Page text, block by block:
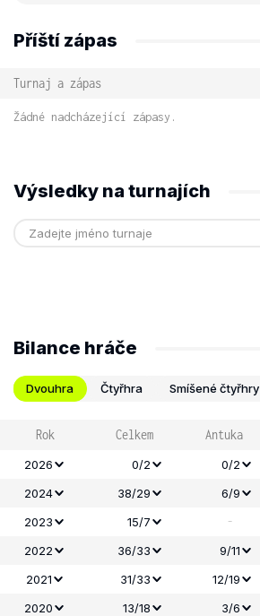
Příští zápas
Turnaj a zápas
Žádné nadcházející zápasy.
Výsledky na turnajích
Bilance hráče
Dvouhra Čtyřhra Smíšené čtyřhry
Rok Celkem Antuka
2026 0/2 0/2
2024 38/29 6/9
2023
15/7 -
2022
36/33 9/11
2021
31/33 12/19
2020
13/18 3/6